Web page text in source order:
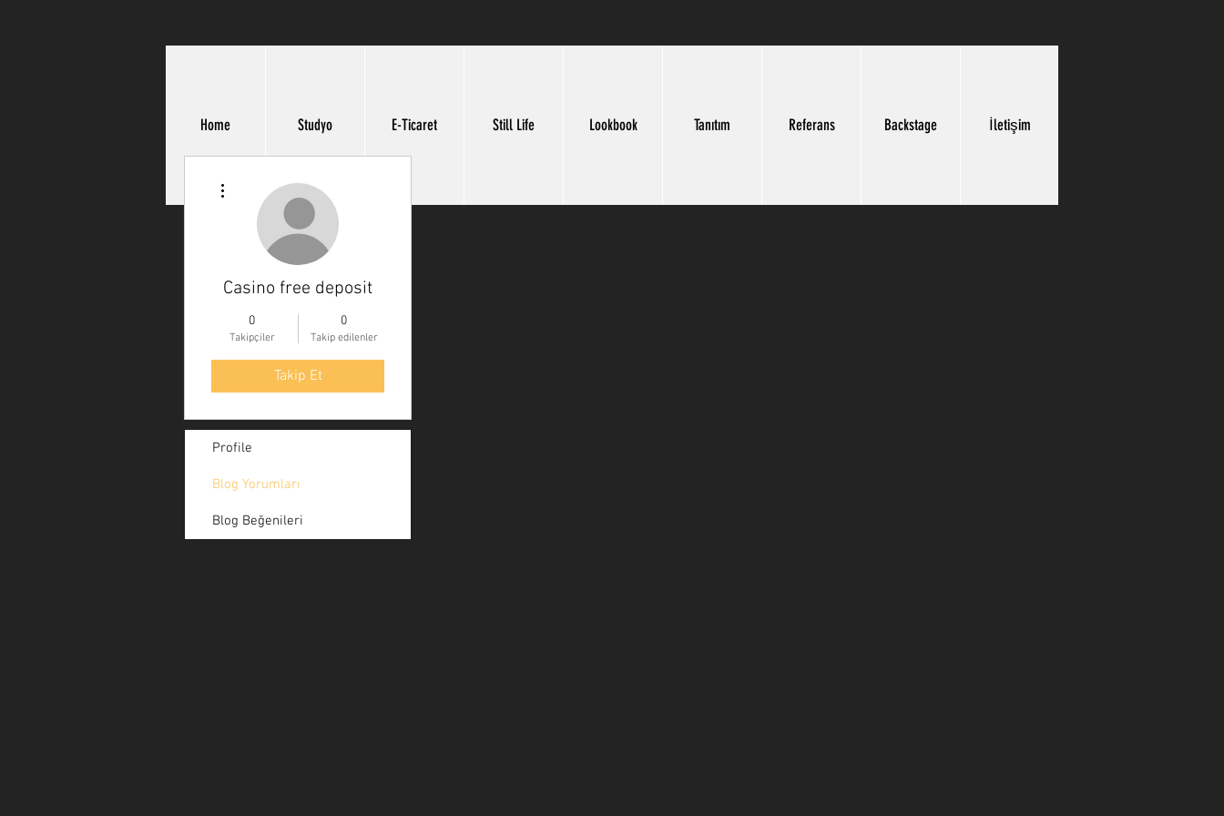
Home Studyo E-Ticaret Still Life Lookbook Tanıtım Referans Backstage İletişim
Casino free deposit
0
Takipçiler
0
Takip edilenler
Takip Et
Profile
Blog Yorumları
Blog Beğenileri